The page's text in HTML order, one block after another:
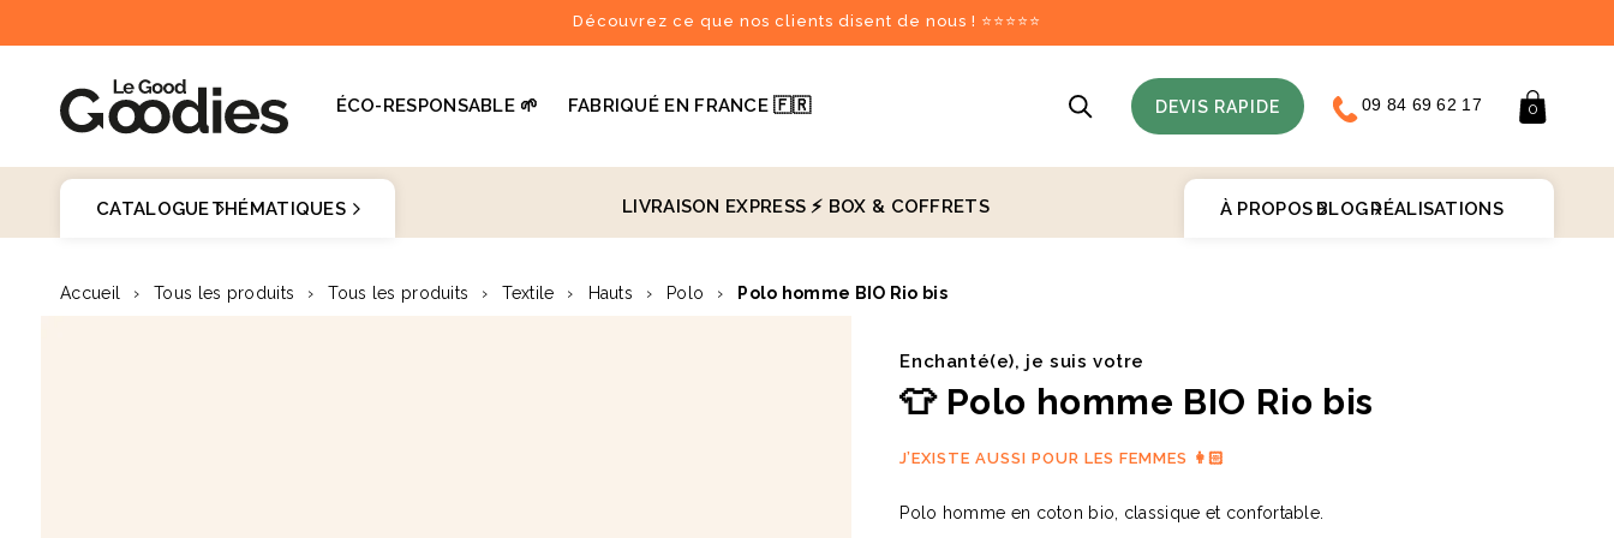
au
Découvrez ce que nos clients disent de nous ! ⭐⭐⭐⭐⭐
ÉCO-RESPONSABLE 🌱 FABRIQUÉ EN FRANCE 🇫🇷 DEVIS RAPIDE 09 84 69 62 17 Panier
0
CATALOGUETHÉMATIQUES LIVRAISON EXPRESS ⚡️ BOX & COFFRETS À PROPOS BLOGRÉALISATIONS
Dernières recherches :Supprimer tout
Accueil › Tous les produits › Tous les produits › Textile › Hauts › Polo › Polo homme BIO Rio bis
Enchanté(e), je suis votre
👕 Polo homme BIO Rio bis
J’EXISTE AUSSI POUR LES FEMMES 👩🏻
Polo homme en coton bio, classique et confortable.